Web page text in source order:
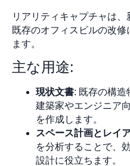
リアリティキャプチャは
既存のオフィスビルの改
ます。
主な用途:
現状文書: 既存の構造
建築家やエンジニア
を作成します。
スペース計画とレイ
を分析することで、
設計に役立ちます。